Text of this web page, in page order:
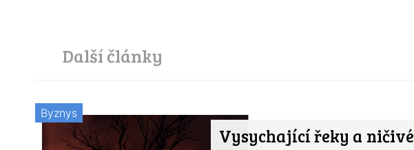
Další články
Vysychající řeky a ničivé
Byznys